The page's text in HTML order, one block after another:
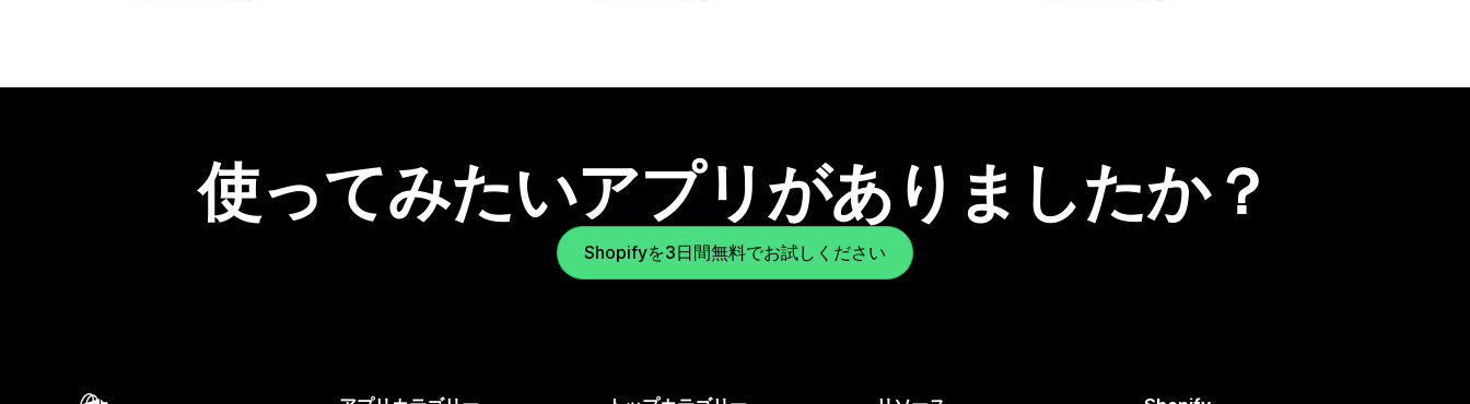
使ってみたいアプリがありましたか？
Shopifyを3日間無料でお試しください